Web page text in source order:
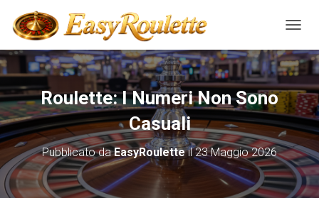
Roulette: I Numeri Non Sono
Casuali
Pubblicato daEasyRouletteil23 Maggio 2026